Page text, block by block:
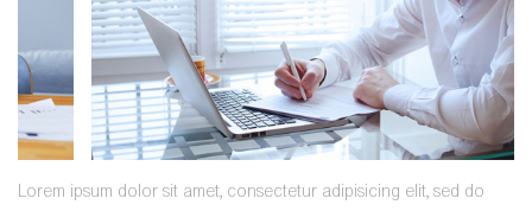
Lorem ipsum dolor sit amet, consectetur adipisicing elit, sed do